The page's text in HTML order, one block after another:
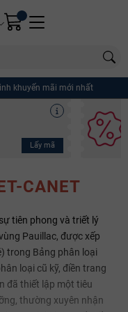
khuyến mãi mới nhất
Lấy mã
CANET
tiên phong và triết lý
Pauillac, được xếp
trong Bảng phân loại
loại cũ kỹ, điền trang
đã thiết lập một tiêu
thường xuyên nhận